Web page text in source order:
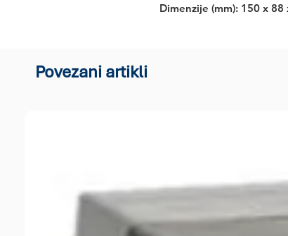
Dimenzije (mm): 150 x 88
Povezani artikli